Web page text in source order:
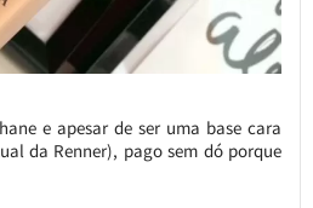
e apesar de ser uma base cara
da Renner), pago sem dó porque